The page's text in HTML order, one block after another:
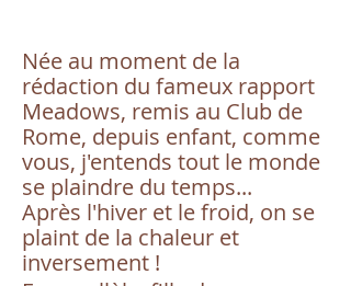
Née au moment de la
rédaction du fameux rapport
Meadows, remis au Club de
Rome, depuis enfant, comme
vous, j'entends tout le monde
se plaindre du temps...
Après l'hiver et le froid, on se
plaint de la chaleur et
inversement !